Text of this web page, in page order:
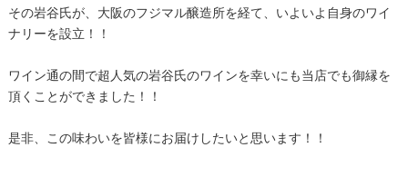
その岩谷氏が、大阪のフジマル醸造所を経て、いよいよ自身のワイ
ナリーを設立！！
ワイン通の間で超人気の岩谷氏のワインを幸いにも当店でも御縁を
頂くことができました！！
是非、この味わいを皆様にお届けしたいと思います！！